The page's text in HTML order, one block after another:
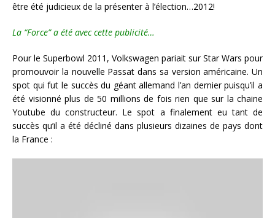
être été judicieux de la présenter à l’élection…2012!
La “Force” a été avec cette publicité…
Pour le Superbowl 2011, Volkswagen pariait sur Star Wars pour
promouvoir la nouvelle Passat dans sa version américaine. Un
spot qui fut le succès du géant allemand l’an dernier puisqu’il a
été visionné plus de 50 millions de fois rien que sur la chaine
Youtube du constructeur. Le spot a finalement eu tant de
succès qu’il a été décliné dans plusieurs dizaines de pays dont
la France :